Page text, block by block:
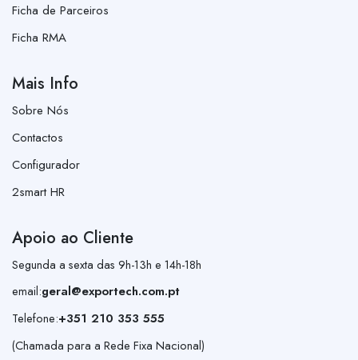
Ficha de Parceiros
Ficha RMA
Mais Info
Sobre Nós
Contactos
Configurador
2smart HR
Apoio ao Cliente
Segunda a sexta das 9h-13h e 14h-18h
email:geral@exportech.com.pt
Telefone:+351 210 353 555
(Chamada para a Rede Fixa Nacional)